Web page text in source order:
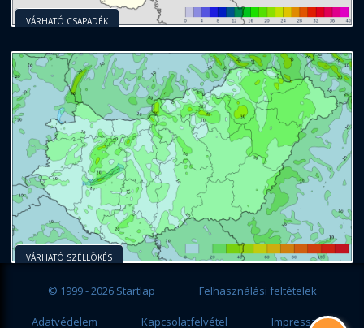
VÁRHATÓ CSAPADÉK
VÁRHATÓ SZÉLLÖKÉS
© 1999 - 2026 Startlap Felhasználási feltételek
Adatvédelem Kapcsolatfelvétel Impresszum